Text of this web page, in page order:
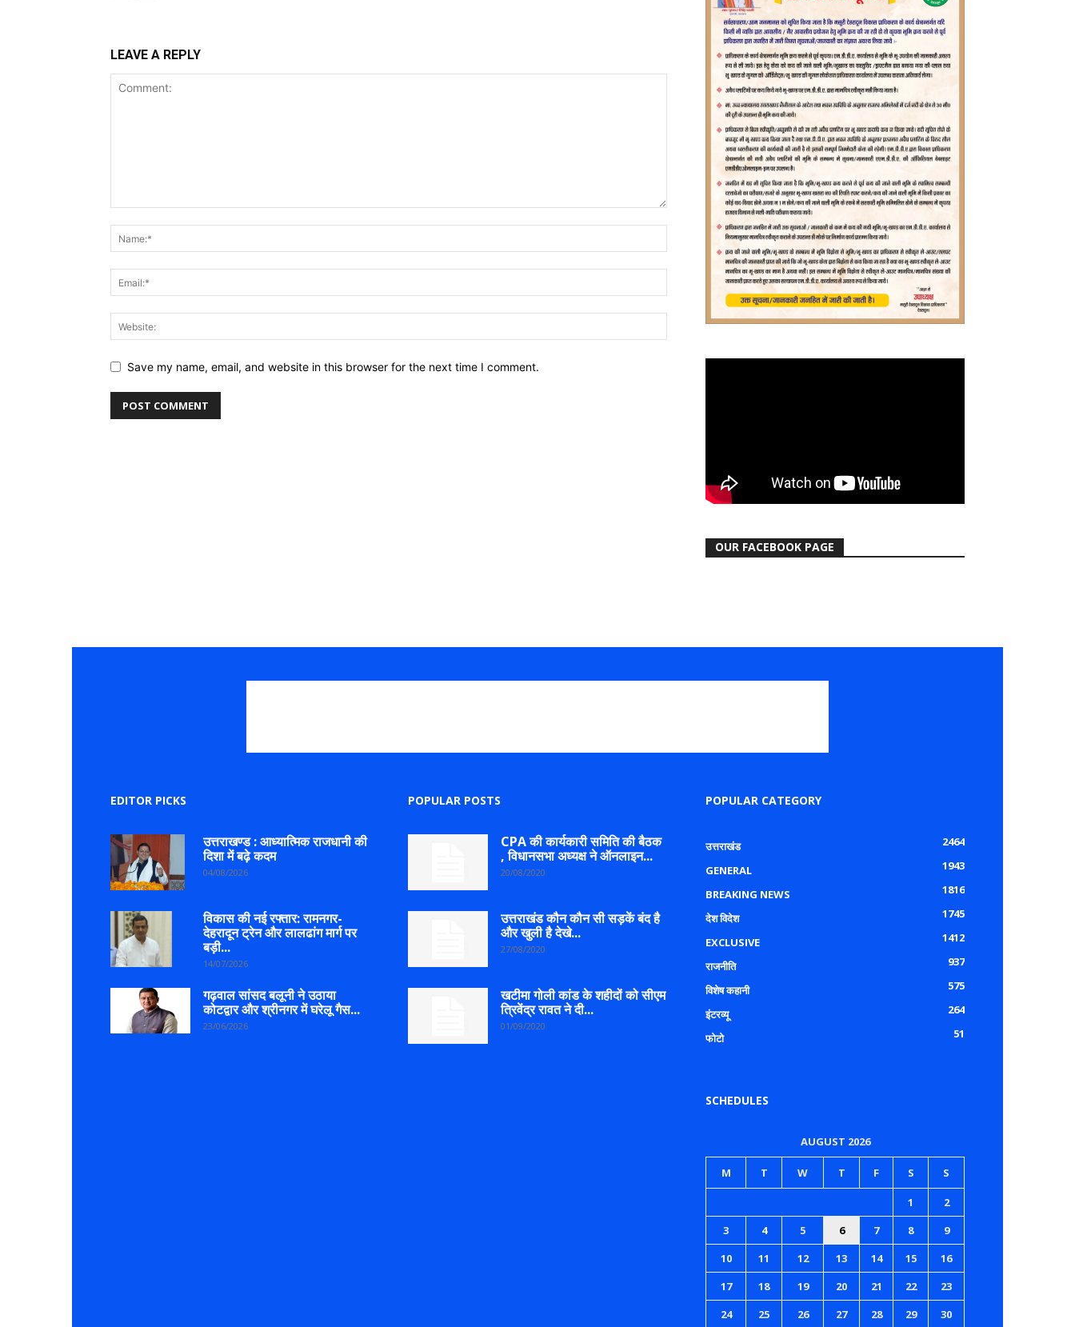
LEAVE A REPLY
Save my name, email, and website in this browser for the next time I comment.
OUR FACEBOOK PAGE
EDITOR PICKS
उत्तराखण्ड : आध्यात्मिक राजधानी की
दिशा में बढ़े कदम
04/08/2026
विकास की नई रफ्तार: रामनगर-
देहरादून ट्रेन और लालढांग मार्ग पर
बड़ी...
14/07/2026
गढ़वाल सांसद बलूनी ने उठाया
कोटद्वार और श्रीनगर में घरेलू गैस...
23/06/2026
POPULAR POSTS
CPA की कार्यकारी समिति की बैठक
, विधानसभा अध्यक्ष ने ऑनलाइन...
20/08/2020
उत्तराखंड कौन कौन सी सड़कें बंद है
और खुली है देखे...
27/08/2020
खटीमा गोली कांड के शहीदों को सीएम
त्रिवेंद्र रावत ने दी...
01/09/2020
POPULAR CATEGORY
उत्तराखंड
2464
GENERAL
1943
BREAKING NEWS
1816
देश विदेश
1745
EXCLUSIVE
1412
राजनीति
937
विशेष कहानी
575
इंटरव्यू
264
फोटो
51
SCHEDULES
AUGUST 2026
M T W T F S S
1
2
3
4 5 6 7 8
9
10
11 12 13 14 15
16
17
18 19 20 21 22
23
24
25 26 27 28 29 30